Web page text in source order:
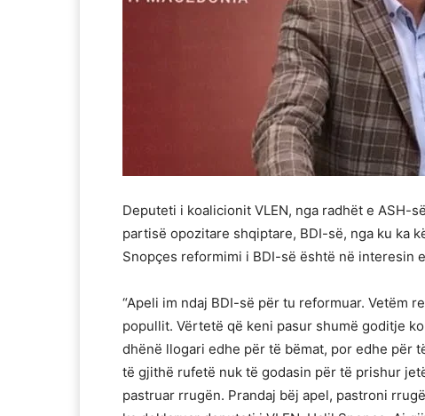
Deputeti i koalicionit VLEN, nga radhët e ASH-
partisë opozitare shqiptare, BDI-së, nga ku ka
Snopçes reformimi i BDI-së është në interesin
“Apeli im ndaj BDI-së për tu reformuar. Vetëm
popullit. Vërtetë që keni pasur shumë goditje
dhënë llogari edhe për të bëmat, por edhe për
të gjithë rufetë nuk të godasin për të prishur
pastruar rrugën. Prandaj bëj apel, pastroni